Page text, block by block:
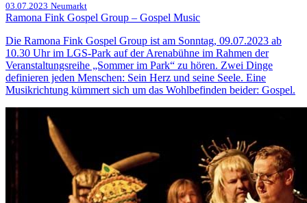
03.07.2023 Neumarkt
Ramona Fink Gospel Group – Gospel Music
Die Ramona Fink Gospel Group ist am Sonntag, 09.07.2023 ab
10.30 Uhr im LGS-Park auf der Arenabühne im Rahmen der
Veranstaltungsreihe „Sommer im Park“ zu hören. Zwei Dinge
definieren jeden Menschen: Sein Herz und seine Seele. Eine
Musikrichtung kümmert sich um das Wohlbefinden beider: Gospel.